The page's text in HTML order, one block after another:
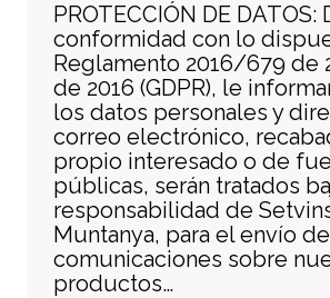
PROTECCIÓN DE DATOS:
conformidad con lo
Reglamento 2016/679 de
de 2016 (GDPR), le
los datos personales y
correo electrónico,
propio interesado o de
públicas, serán tratados
responsabilidad de
Muntanya, para el envío de
comunicaciones sobre
productos…